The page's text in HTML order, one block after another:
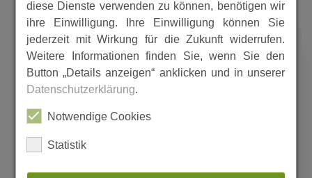
Bäckereier Mayer
1900
diese Dienste verwenden zu können, benötigen wir
ihre Einwilligung. Ihre Einwilligung können Sie
jederzeit mit Wirkung für die Zukunft widerrufen.
Weitere Informationen finden Sie, wenn Sie den
Button „Details anzeigen“ anklicken und in unserer
Datenschutzerklärung.
Notwendige Cookies
Statistik